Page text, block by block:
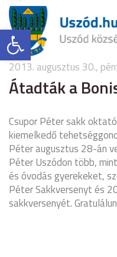
Eszköztár megnyitása
2013. augusztus 30.,
Átadták a
Csupor Péter sakk
kiemelkedő
Péter augusztus 28-án
Péter Uszódon több,
és óvodás gyerekeket,
Péter Sakkversenyt és
sakkversenyét.